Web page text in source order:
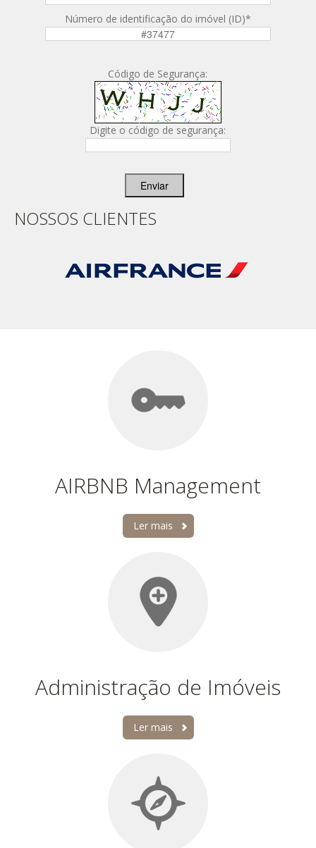
Número de identificação do imóvel (ID)*
Código de Segurança:
Digite o código de segurança:
Enviar
NOSSOS CLIENTES
AIRBNB Management
Ler mais
Administração de Imóveis
Ler mais